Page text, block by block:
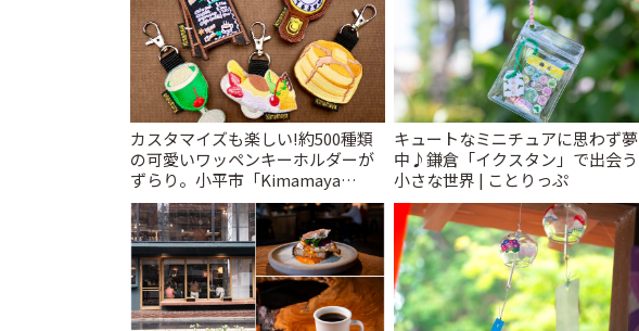
カスタマイズも楽しい!約500種類
の可愛いワッペンキーホルダーが
ずらり。小平市「Kimamaya
T&K」 | ことりっぷ
キュートなミニチュアに思わず夢
中♪鎌倉「イクスタン」で出会う
小さな世界 | ことりっぷ